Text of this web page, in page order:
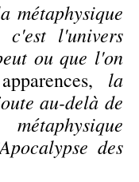
métaphysique
l'univers
ou que l'on
la
au-delà de
des